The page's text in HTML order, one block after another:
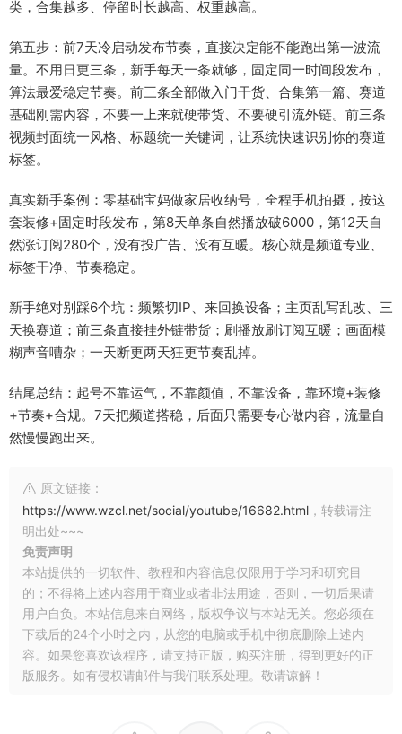
类，合集越多、停留时长越高、权重越高。
第五步：前7天冷启动发布节奏，直接决定能不能跑出第一波流
量。不用日更三条，新手每天一条就够，固定同一时间段发布，
算法最爱稳定节奏。前三条全部做入门干货、合集第一篇、赛道
基础刚需内容，不要一上来就硬带货、不要硬引流外链。前三条
视频封面统一风格、标题统一关键词，让系统快速识别你的赛道
标签。
真实新手案例：零基础宝妈做家居收纳号，全程手机拍摄，按这
套装修+固定时段发布，第8天单条自然播放破6000，第12天自
然涨订阅280个，没有投广告、没有互暖。核心就是频道专业、
标签干净、节奏稳定。
新手绝对别踩6个坑：频繁切IP、来回换设备；主页乱写乱改、三
天换赛道；前三条直接挂外链带货；刷播放刷订阅互暖；画面模
糊声音嘈杂；一天断更两天狂更节奏乱掉。
结尾总结：起号不靠运气，不靠颜值，不靠设备，靠环境+装修
+节奏+合规。7天把频道搭稳，后面只需要专心做内容，流量自
然慢慢跑出来。
原文链接：
https://www.wzcl.net/social/youtube/16682.html ，转载请注
明出处~~~
免责声明
本站提供的一切软件、教程和内容信息仅限用于学习和研究目
的；不得将上述内容用于商业或者非法用途，否则，一切后果请
用户自负。本站信息来自网络，版权争议与本站无关。您必须在
下载后的24个小时之内，从您的电脑或手机中彻底删除上述内
容。如果您喜欢该程序，请支持正版，购买注册，得到更好的正
版服务。如有侵权请邮件与我们联系处理。敬请谅解！